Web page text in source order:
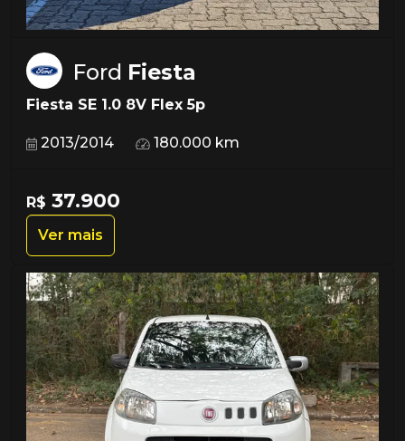
Ford Fiesta
Fiesta SE 1.0 8V Flex 5p
2013/2014 180.000 km
R$ 37.900
Ver mais